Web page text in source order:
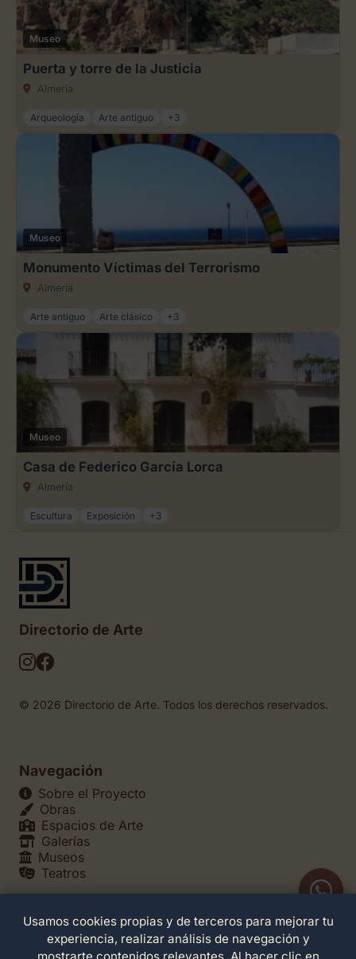
Museo
Puerta y torre de la Justicia
Almería
Arqueología Arte antiguo +3
Museo
Monumento Víctimas del Terrorismo
Almería
Arte antiguo Arte clásico +3
Museo
Casa de Federico García Lorca
Almería
Escultura Exposición +3
Directorio de Arte
© 2026 Directorio de Arte. Todos los derechos reservados.
Navegación
Sobre el Proyecto
Obras
Espacios de Arte
Galerías
Museos
Teatros
Legales
Política de Privacidad
Usamos cookies propias y de terceros para mejorar tu
experiencia, realizar análisis de navegación y